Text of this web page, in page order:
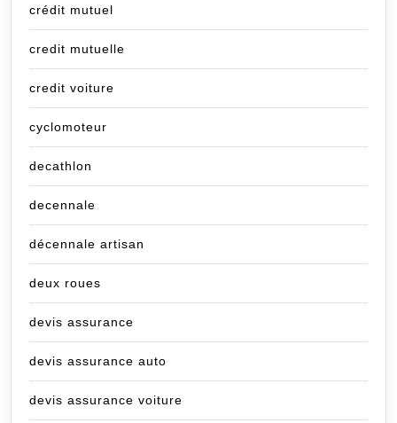
crédit mutuel
credit mutuelle
credit voiture
cyclomoteur
decathlon
decennale
décennale artisan
deux roues
devis assurance
devis assurance auto
devis assurance voiture